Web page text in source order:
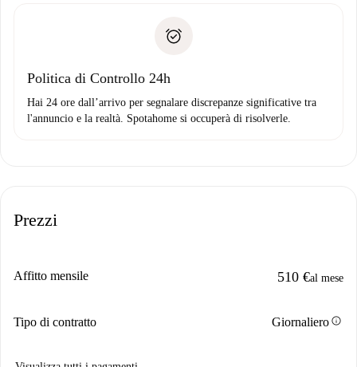
Domiciliazione del pagamento
solo se non segnali problemi.
Politica di Controllo 24h
Hai 24 ore dall’arrivo per segnalare discrepanze significative tra
l'annuncio e la realtà. Spotahome si occuperà di risolverle.
Prezzi
Affitto mensile 510 €al mese
Tipo di contratto Giornalieroinfo